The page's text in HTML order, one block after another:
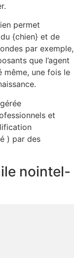
permet
{chien} et de
par exemple,
que l’agent
même, une fois le
et
) par des
nointel-